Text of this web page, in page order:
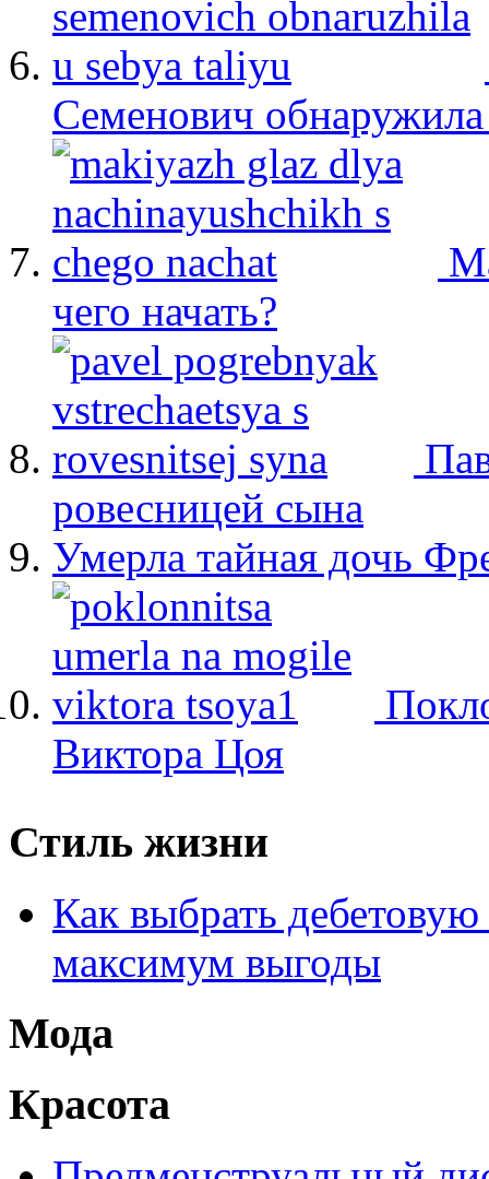
Семенович
чего начать?
ровесницей сына
Умерла тайная дочь
Виктора Цоя
Стиль жизни
Как выбрать дебетовую
максимум выгоды
Мода
Красота